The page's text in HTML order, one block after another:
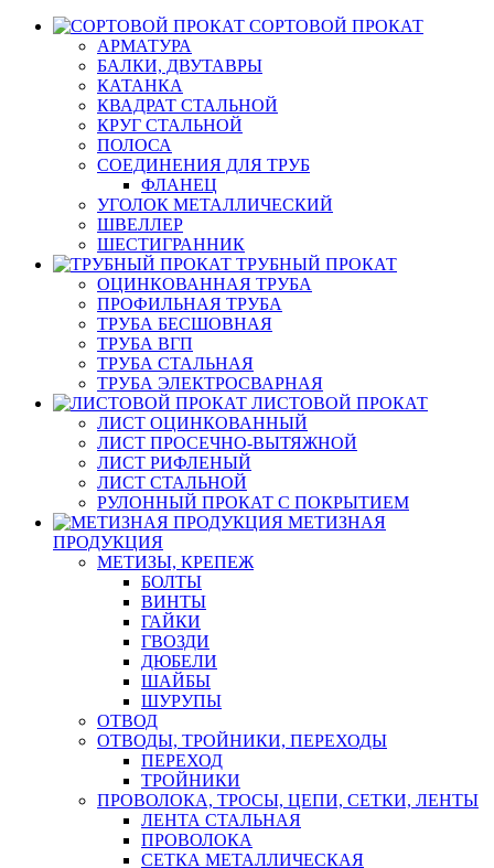
СОРТОВОЙ ПРОКАТ
АРМАТУРА
БАЛКИ, ДВУТАВРЫ
КАТАНКА
КВАДРАТ СТАЛЬНОЙ
КРУГ СТАЛЬНОЙ
ПОЛОСА
СОЕДИНЕНИЯ ДЛЯ ТРУБ
ФЛАНЕЦ
УГОЛОК МЕТАЛЛИЧЕСКИЙ
ШВЕЛЛЕР
ШЕСТИГРАННИК
ТРУБНЫЙ ПРОКАТ
ОЦИНКОВАННАЯ ТРУБА
ПРОФИЛЬНАЯ ТРУБА
ТРУБА БЕСШОВНАЯ
ТРУБА ВГП
ТРУБА СТАЛЬНАЯ
ТРУБА ЭЛЕКТРОСВАРНАЯ
ЛИСТОВОЙ ПРОКАТ
ЛИСТ ОЦИНКОВАННЫЙ
ЛИСТ ПРОСЕЧНО-ВЫТЯЖНОЙ
ЛИСТ РИФЛЕНЫЙ
ЛИСТ СТАЛЬНОЙ
РУЛОННЫЙ ПРОКАТ С ПОКРЫТИЕМ
МЕТИЗНАЯ
ПРОДУКЦИЯ
МЕТИЗЫ, КРЕПЕЖ
БОЛТЫ
ВИНТЫ
ГАЙКИ
ГВОЗДИ
ДЮБЕЛИ
ШАЙБЫ
ШУРУПЫ
ОТВОД
ОТВОДЫ, ТРОЙНИКИ, ПЕРЕХОДЫ
ПЕРЕХОД
ТРОЙНИКИ
ПРОВОЛОКА, ТРОСЫ, ЦЕПИ, СЕТКИ, ЛЕНТЫ
ЛЕНТА СТАЛЬНАЯ
ПРОВОЛОКА
СЕТКА МЕТАЛЛИЧЕСКАЯ